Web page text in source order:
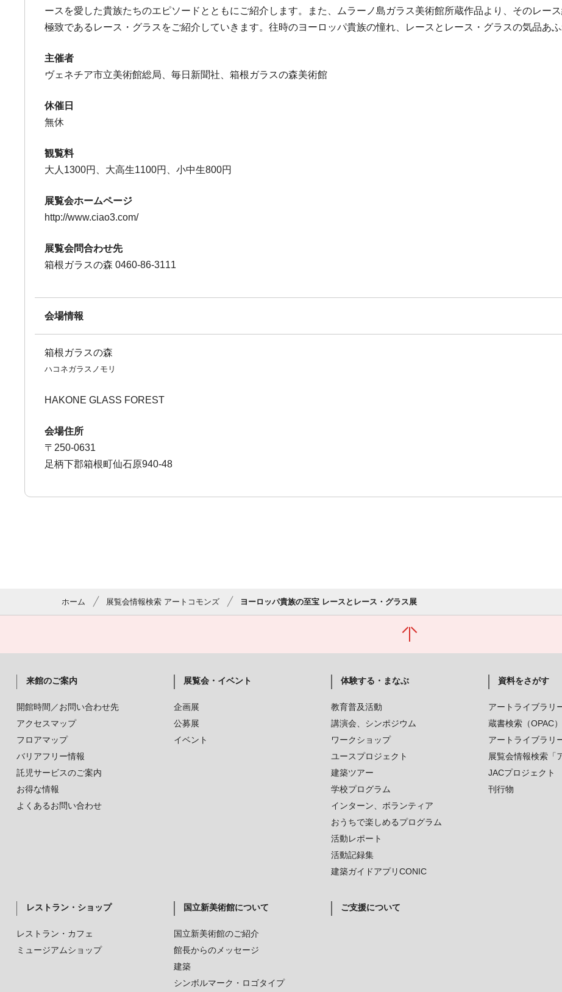
ースを愛した貴族たちのエピソードとともにご紹介します。また、ムラーノ島ガラス美術館所蔵作品より、そのレー
極致であるレース・グラスをご紹介していきます。往時のヨーロッパ貴族の憧れ、レースとレース・グラスの気品あ
主催者
ヴェネチア市立美術館総局、毎日新聞社、箱根ガラスの森美術館
休催日
無休
観覧料
大人1300円、大高生1100円、小中生800円
展覧会ホームページ
http://www.ciao3.com/
展覧会問合わせ先
箱根ガラスの森 0460-86-3111
会場情報
箱根ガラスの森
ハコネガラスノモリ
HAKONE GLASS FOREST
会場住所
〒250-0631
足柄下郡箱根町仙石原940-48
ホーム 展覧会情報検索 アートコモンズ ヨーロッパ貴族の至宝 レースとレース・グラス展
来館のご案内
開館時間／お問い合わせ先
アクセスマップ
フロアマップ
バリアフリー情報
託児サービスのご案内
お得な情報
よくあるお問い合わせ
展覧会・イベント
企画展
公募展
イベント
体験する・まなぶ
教育普及活動
講演会、シンポジウム
ワークショップ
ユースプロジェクト
建築ツアー
学校プログラム
インターン、ボランティア
おうちで楽しめるプログラム
活動レポート
活動記録集
建築ガイドアプリCONIC
資料をさがす
アートライブラリ
蔵書検索（OPAC）
アートライブラリ
展覧会情報検索「
JACプロジェクト
刊行物
レストラン・ショップ
レストラン・カフェ
ミュージアムショップ
国立新美術館について
国立新美術館のご紹介
館長からのメッセージ
建築
シンボルマーク・ロゴタイプ
ご支援について